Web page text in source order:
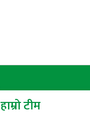
हाम्रो टीम